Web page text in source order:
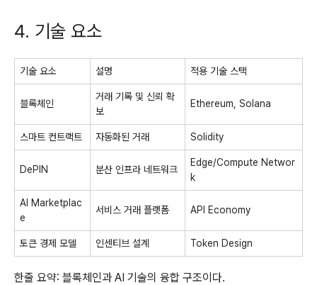
4. 기술 요소
기술 요소 설명 적용 기술 스택
블록체인
거래 기록 및 신뢰 확
보
Ethereum, Solana
스마트 컨트랙트 자동화된 거래 Solidity
DePIN 분산 인프라 네트워크
Edge/Compute Networ
k
AI Marketplac
e
서비스 거래 플랫폼 API Economy
토큰 경제 모델 인센티브 설계 Token Design
한줄 요약: 블록체인과 AI 기술의 융합 구조이다.